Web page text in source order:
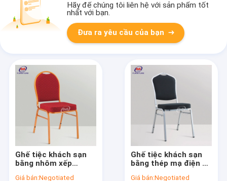
Hãy để chúng tôi liên hệ với sản phẩm tốt
nhất với bạn.
Đưa ra yêu cầu của bạn
Ghế tiệc khách sạn
bằng nhôm xếp
Giá bán:Negotiated
Ghế tiệc khách sạn
bằng thép mạ điện có
Giá bán:Negotiated